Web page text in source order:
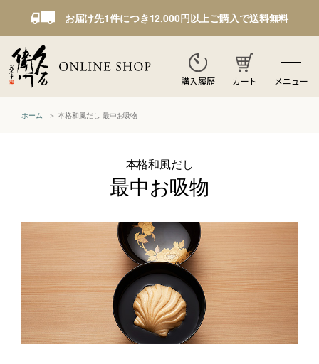
お届け先1件につき12,000円以上ご購入で送料無料
購入履歴 カート メニュー
ホーム 本格和風だし 最中お吸物
本格和風だし
最中お吸物